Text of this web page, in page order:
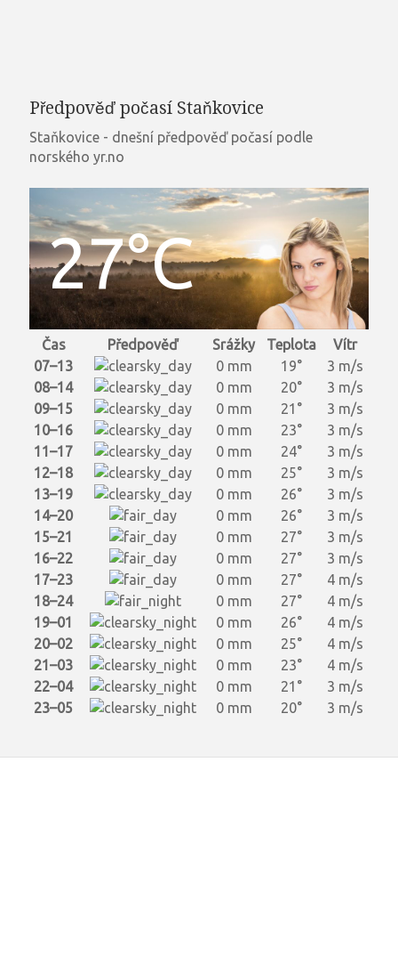
Předpověď počasí Staňkovice
Staňkovice - dnešní předpověď počasí podle
norského yr.no
27°C
Čas Předpověď Srážky Teplota
Vítr
07–13
0 mm 19°
3 m/s
08–14
0 mm 20°
3 m/s
09–15
0 mm 21°
3 m/s
10–16
0 mm 23°
3 m/s
11–17
0 mm 24°
3 m/s
12–18
0 mm 25°
3 m/s
13–19
0 mm 26°
3 m/s
14–20
0 mm 26°
3 m/s
15–21
0 mm 27°
3 m/s
16–22
0 mm 27°
3 m/s
17–23
0 mm 27°
4 m/s
18–24
0 mm 27°
4 m/s
19–01
0 mm 26°
4 m/s
20–02
0 mm 25°
4 m/s
21–03
0 mm 23°
4 m/s
22–04
0 mm 21°
3 m/s
23–05
0 mm 20° 3 m/s